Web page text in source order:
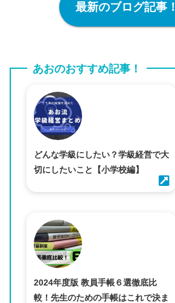
最新のブログ記事！
あおのおすすめ記事！
どんな学級にしたい？学級経営で大
切にしたいこと【小学校編】
2024年度版 教員手帳６選徹底比
較！先生のための手帳はこれで決ま